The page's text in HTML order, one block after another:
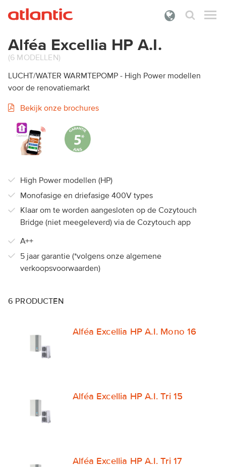
Wat zoek je?
PRODUCTEN
DOCUMENTATIE
PREMIES
ONZE DIENSTEN
OVER ATLANTIC
INLOGGEN
Alféa Excellia HP A.I.
(6 MODELLEN)
LUCHT/WATER WARMTEPOMP - High Power modellen
voor de renovatiemarkt
Bekijk onze brochures
High Power modellen (HP)
Monofasige en driefasige 400V types
Klaar om te worden aangesloten op de Cozytouch
Bridge (niet meegeleverd) via de Cozytouch app
A++
5 jaar garantie (*volgens onze algemene
verkoopsvoorwaarden)
6 PRODUCTEN
Alféa Excellia HP A.I. Mono 16
Alféa Excellia HP A.I. Tri 15
Alféa Excellia HP A.I. Tri 17